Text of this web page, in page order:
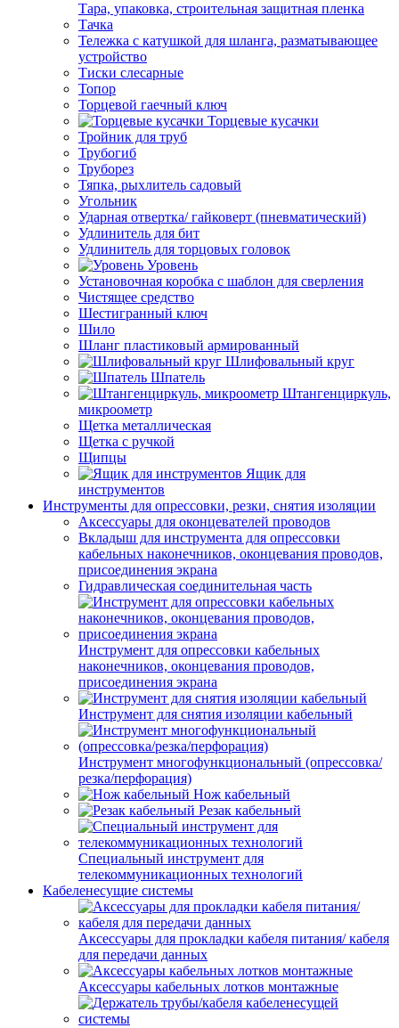
Тара, упаковка, строительная защитная пленка
Тачка
Тележка с катушкой для шланга, разматывающее
устройство
Тиски слесарные
Топор
Торцевой гаечный ключ
Торцевые кусачки
Тройник для труб
Трубогиб
Труборез
Тяпка, рыхлитель садовый
Угольник
Ударная отвертка/ гайковерт (пневматический)
Удлинитель для бит
Удлинитель для торцовых головок
Уровень
Установочная коробка с шаблон для сверления
Чистящее средство
Шестигранный ключ
Шило
Шланг пластиковый армированный
Шлифовальный круг
Шпатель
Штангенциркуль,
микроометр
Щетка металлическая
Щетка с ручкой
Щипцы
Ящик для
инструментов
Инструменты для опрессовки, резки, снятия изоляции
Аксессуары для оконцевателей проводов
Вкладыш для инструмента для опрессовки
кабельных наконечников, оконцевания проводов,
присоединения экрана
Гидравлическая соединительная часть
Инструмент для опрессовки кабельных
наконечников, оконцевания проводов,
присоединения экрана
Инструмент для снятия изоляции кабельный
Инструмент многофункциональный (опрессовка/
резка/перфорация)
Нож кабельный
Резак кабельный
Специальный инструмент для
телекоммуникационных технологий
Кабеленесущие системы
Аксессуары для прокладки кабеля питания/ кабеля
для передачи данных
Аксессуары кабельных лотков монтажные